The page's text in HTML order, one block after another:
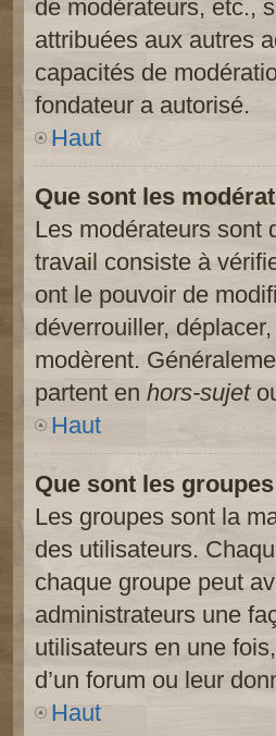
de modérateurs, etc.,
attribuées aux autres
capacités de
fondateur a autorisé.
Haut
Que sont les
Les modérateurs sont
travail consiste à
ont le pouvoir de
déverrouiller,
modèrent.
partent en hors-sujet
Haut
Que sont les
Les groupes sont la
des utilisateurs.
chaque groupe peut
administrateurs une
utilisateurs en une
d’un forum ou leur
Haut